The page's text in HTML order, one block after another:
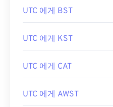
UTC 에게 BST
UTC 에게 KST
UTC 에게 CAT
UTC 에게 AWST